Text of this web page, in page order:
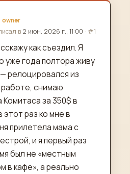
owner
в 2 июн. 2026 г., 11:00 · #1
как съездил. Я
года полтора живу
релоцировался из
снимаю
Комитаса за 350$ в
этот раз ко мне в
прилетела мама с
и я первый раз
был не «местным
в кафе», а реально